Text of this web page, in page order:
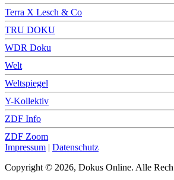
Terra X Lesch & Co
TRU DOKU
WDR Doku
Welt
Weltspiegel
Y-Kollektiv
ZDF Info
ZDF Zoom
Impressum | Datenschutz
Copyright © 2026, Dokus Online. Alle